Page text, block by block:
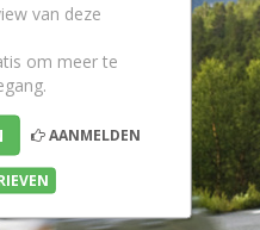
van deze
om meer te
AANMELDEN